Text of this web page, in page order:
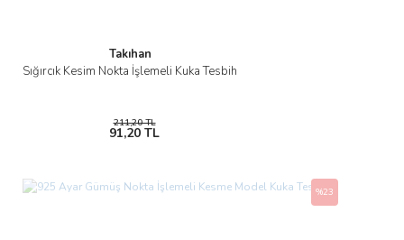
Takıhan
Sığırcık Kesim Nokta İşlemeli Kuka Tesbih
211,20 TL
91,20 TL
%23